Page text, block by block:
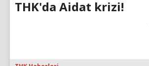
THK'da Aidat krizi!